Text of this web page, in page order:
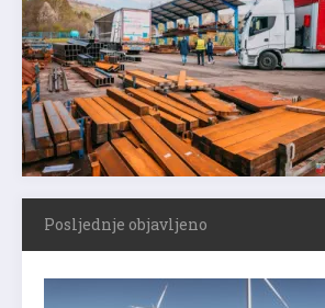
Posljednje objavljeno